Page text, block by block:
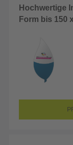
Hochwertige
Form bis 150
Seitenanzahl: 1-
4/0-